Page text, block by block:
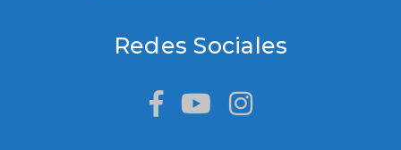
Redes Sociales